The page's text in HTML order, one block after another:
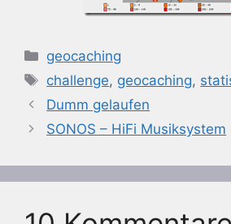
Kategorien
geocaching
Schlagwörter
challenge, geocaching,
Dumm gelaufen
SONOS – HiFi Musiksystem